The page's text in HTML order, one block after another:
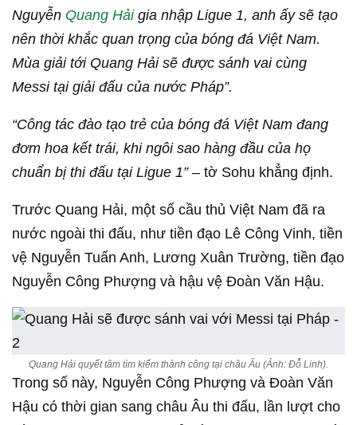
Nguyễn Quang Hảigia nhập Ligue 1, anh ấy sẽ tạo
nên thời khắc quan trọng của bóng đá Việt Nam.
Mùa giải tới Quang Hải sẽ được sánh vai cùng
Messi tại giải đấu của nước Pháp”.
“Công tác đào tạo trẻ của bóng đá Việt Nam đang
đơm hoa kết trái, khi ngôi sao hàng đầu của họ
chuẩn bị thi đấu tại Ligue 1”– tờ Sohu khẳng định.
Trước Quang Hải, một số cầu thủ Việt Nam đã ra
nước ngoài thi đấu, như tiền đạo Lê Công Vinh, tiền
vệ Nguyễn Tuấn Anh, Lương Xuân Trường, tiền đạo
Nguyễn Công Phượng và hậu vệ Đoàn Văn Hậu.
Quang Hải quyết tâm tìm kiếm thành công tại châu Âu (Ảnh: Đỗ Linh).
Trong số này, Nguyễn Công Phượng và Đoàn Văn
Hậu có thời gian sang châu Âu thi đấu, lần lượt cho